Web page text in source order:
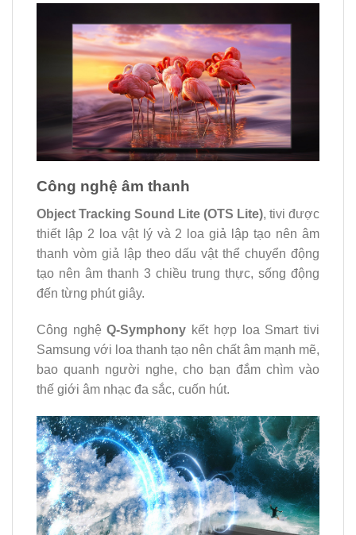
Công nghệ âm thanh
Object Tracking Sound Lite (OTS Lite), tivi được
thiết lập 2 loa vật lý và 2 loa giả lập tạo nên âm
thanh vòm giả lập theo dấu vật thể chuyển động
tạo nên âm thanh 3 chiều trung thực, sống động
đến từng phút giây.
Công nghệQ-Symphony kết hợp loa Smart tivi
Samsung với loa thanh tạo nên chất âm mạnh mẽ,
bao quanh người nghe, cho bạn đắm chìm vào
thế giới âm nhạc đa sắc, cuốn hút.